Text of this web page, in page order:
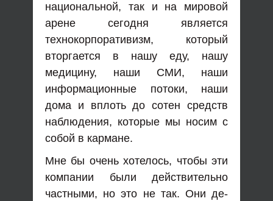
национальной, так и на мировой
арене сегодня является
технокорпоративизм, который
вторгается в нашу еду, нашу
медицину, наши СМИ, наши
информационные потоки, наши
дома и вплоть до сотен средств
наблюдения, которые мы носим с
собой в кармане.
Мне бы очень хотелось, чтобы эти
компании были действительно
частными, но это не так. Они де-